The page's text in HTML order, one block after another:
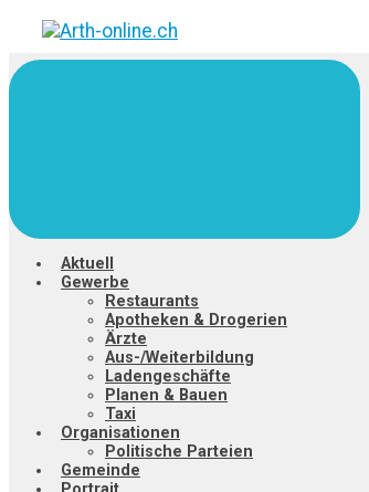
Zum
Hauptinhalt
springen
Aktuell
Gewerbe
Restaurants
Apotheken & Drogerien
Ärzte
Aus-/Weiterbildung
Ladengeschäfte
Planen & Bauen
Taxi
Organisationen
Politische Parteien
Gemeinde